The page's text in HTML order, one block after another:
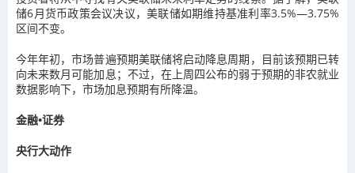
储6月货币政策会议决议，美联储如期维持基准利率3.5%—3.75%
区间不变。
今年年初，市场普遍预期美联储将启动降息周期，目前该预期已转
向未来数月可能加息；不过，在上周四公布的弱于预期的非农就业
数据影响下，市场加息预期有所降温。
金融•证券
央行大动作